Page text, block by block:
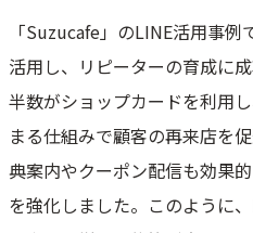
「Suzucafe」のLINE活用事
活用し、リピーターの育成に
半数がショップカードを利用
まる仕組みで顧客の再来店を
典案内やクーポン配信も効果
を強化しました。このように